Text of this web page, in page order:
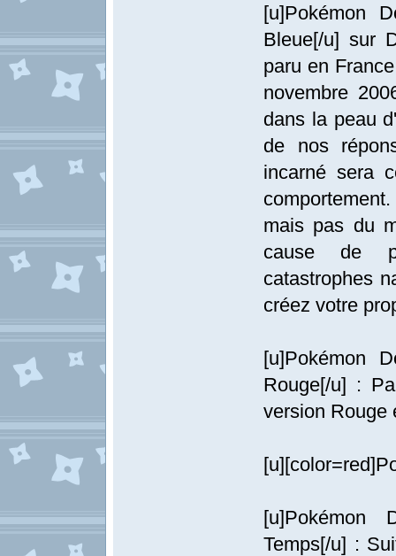
[u]Pokémon
Bleue[/u] sur
paru en
novembre
dans la peau
de nos
incarné sera
mais pas du
cause de
catastrophes
créez votre
[u]Pokémon
Rouge[/u] :
version Rouge
[u]Pokémon
Temps[/u] :